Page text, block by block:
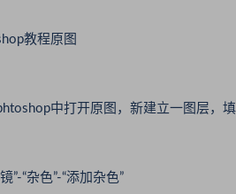
教程原图
中打开原图，新建立一图层，填
“杂色”-“添加杂色”